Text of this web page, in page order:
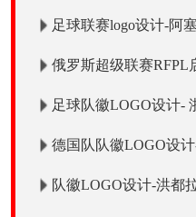
足球联赛logo设计-阿
俄罗斯超级联赛RFPL
足球队徽LOGO设计-
德国队队徽LOGO设
队徽LOGO设计-洪都